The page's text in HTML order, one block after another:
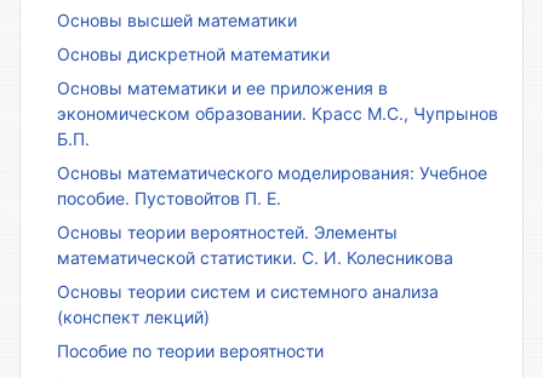
Основы высшей математики
Основы дискретной математики
Основы математики и ее приложения в
экономическом образовании. Красс М.С., Чупрынов
Б.П.
Основы математического моделирования: Учебное
пособие. Пустовойтов П. Е.
Основы теории вероятностей. Элементы
математической статистики. С. И. Колесникова
Основы теории систем и системного анализа
(конспект лекций)
Пособие по теории вероятности